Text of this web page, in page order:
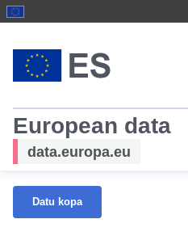
European data
data.europa.eu
Datu kopa